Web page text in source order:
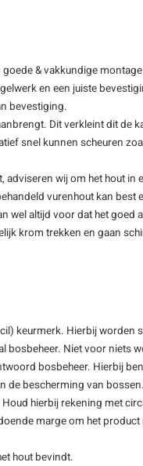
& vakkundige
en een juiste
bevestiging.
Dit verkleint dit de
snel kunnen scheuren
wij om het hout in
vurenhout kan best
wel altijd voor dat het goed
krom trekken en gaan
keurmerk. Hierbij worden
bosbeheer. Niet voor niets
bosbeheer. Hierbij
de bescherming van bossen.
hierbij rekening met
marge om het
hout bevindt.